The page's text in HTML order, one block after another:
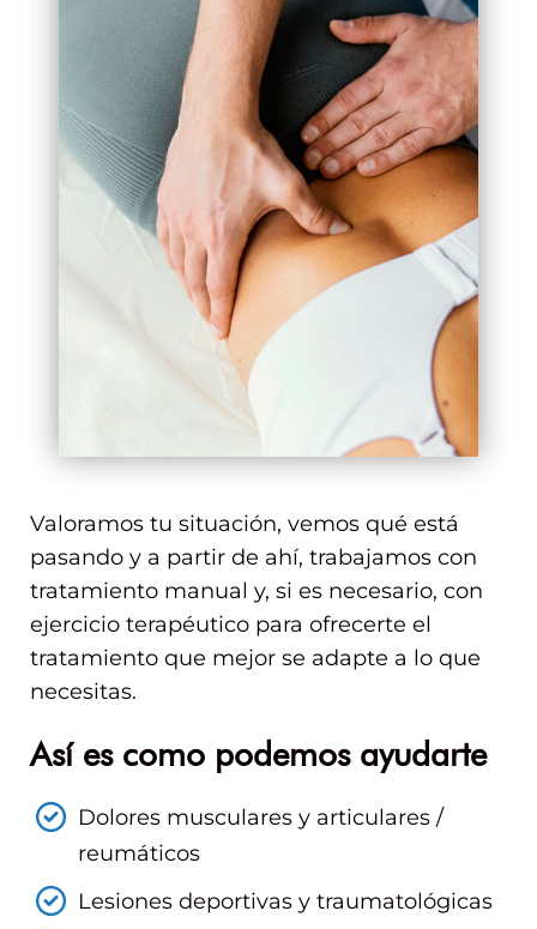
Valoramos tu situación, vemos qué está
pasando y a partir de ahí, trabajamos con
tratamiento manual y, si es necesario, con
ejercicio terapéutico para ofrecerte el
tratamiento que mejor se adapte a lo que
necesitas.
Así es como podemos ayudarte
Dolores musculares y articulares /
reumáticos
Lesiones deportivas y traumatológicas